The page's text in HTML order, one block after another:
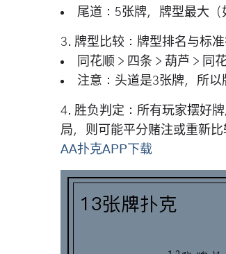
尾道 ：5张牌，牌型最大
3. 牌型比较 ：牌型排名与标
同花顺 > 四条 > 葫芦 > 同
注意：头道是3张牌，所
4. 胜负判定 ：所有玩家摆好
局，则可能平分赌注或重新比
AA扑克APP下载